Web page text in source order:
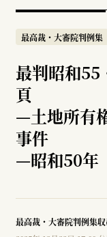
最高裁・大審院判例集
最判昭和
頁
—土地所有
事件
—昭和50年
最高裁・大審院判例集